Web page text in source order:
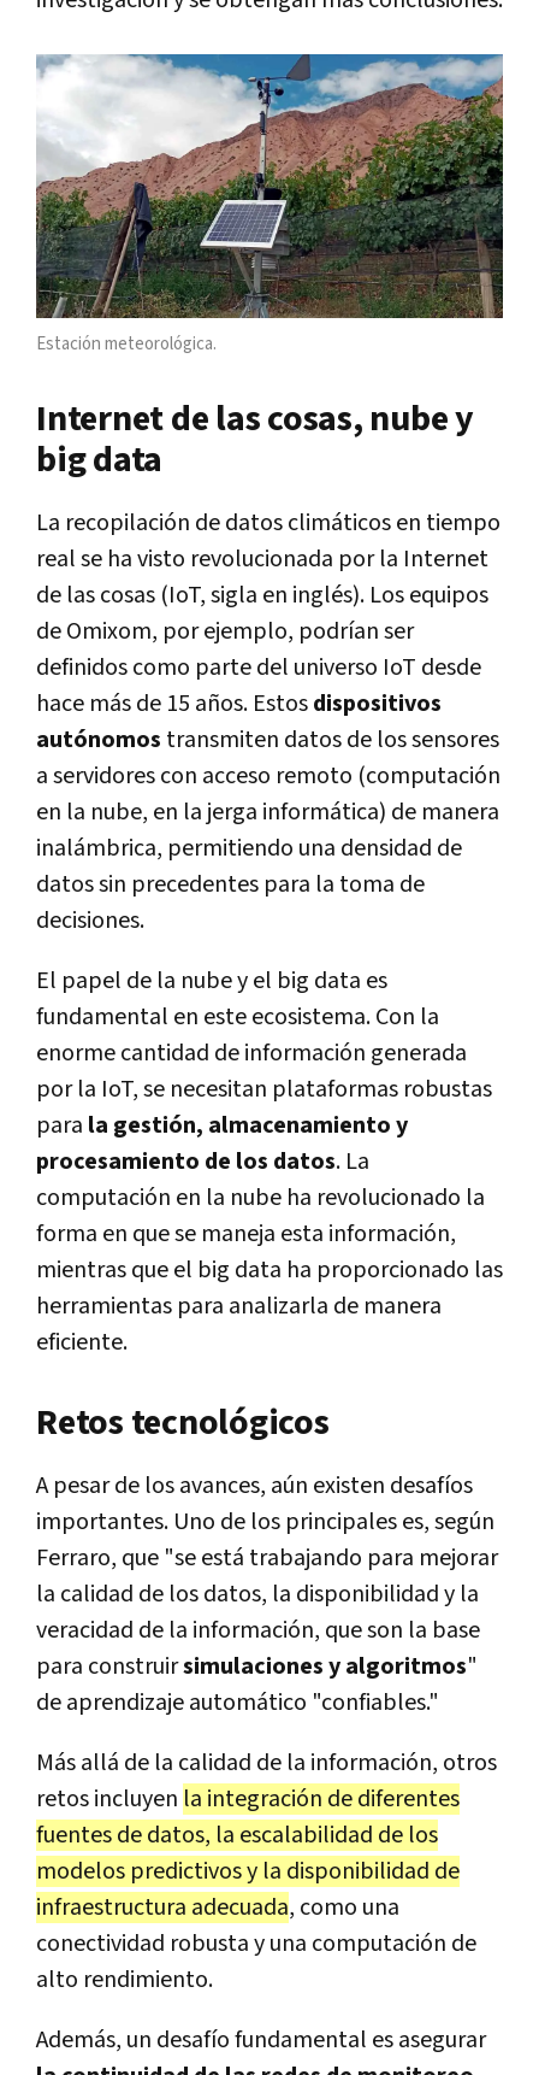
Estación meteorológica.
Internet de las cosas, nube y
big data
La recopilación de datos climáticos en tiempo
real se ha visto revolucionada por la Internet
de las cosas (IoT, sigla en inglés). Los equipos
de Omixom, por ejemplo, podrían ser
definidos como parte del universo IoT desde
hace más de 15 años. Estosdispositivos
autónomos transmiten datos de los sensores
a servidores con acceso remoto (computación
en la nube, en la jerga informática) de manera
inalámbrica, permitiendo una densidad de
datos sin precedentes para la toma de
decisiones.
El papel de la nube y el big data es
fundamental en este ecosistema. Con la
enorme cantidad de información generada
por la IoT, se necesitan plataformas robustas
para la gestión, almacenamiento y
procesamiento de los datos. La
computación en la nube ha revolucionado la
forma en que se maneja esta información,
mientras que el big data ha proporcionado las
herramientas para analizarla de manera
eficiente.
Retos tecnológicos
A pesar de los avances, aún existen desafíos
importantes. Uno de los principales es, según
Ferraro, que "se está trabajando para mejorar
la calidad de los datos, la disponibilidad y la
veracidad de la información, que son la base
para construirsimulaciones y algoritmos"
de aprendizaje automático "confiables."
Más allá de la calidad de la información, otros
retos incluyen la integración de diferentes
fuentes de datos, la escalabilidad de los
modelos predictivos y la disponibilidad de
infraestructura adecuada, como una
conectividad robusta y una computación de
alto rendimiento.
Además, un desafío fundamental es asegurar